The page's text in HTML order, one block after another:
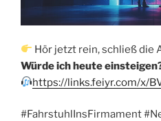
Hör jetzt rein, schließ die
Würde ich heute
https://links.feiyr.com/x/
#FahrstuhlInsFirmament